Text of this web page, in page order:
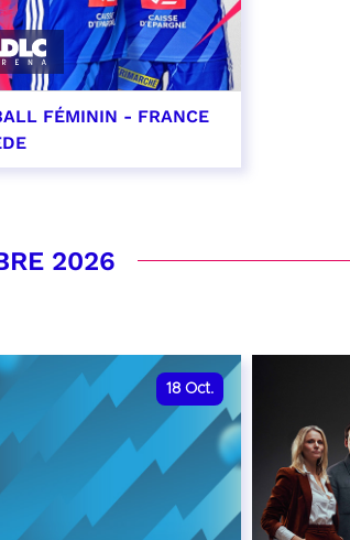
FÉMININ - FRANCE
2026
18 Oct.